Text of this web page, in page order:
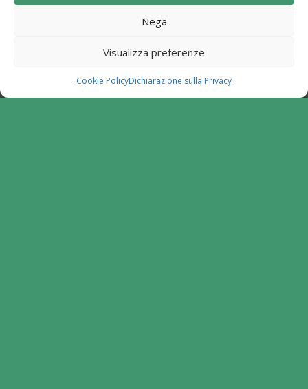
Nega
Visualizza preferenze
Cookie PolicyDichiarazione sulla Privacy
Programma di Sviluppo Rurale per la Campania
2014-2020. Misura 19 - Sviluppo Locale di tipo
6.2.1. Aiuto all'avviamento d'impresa per attività